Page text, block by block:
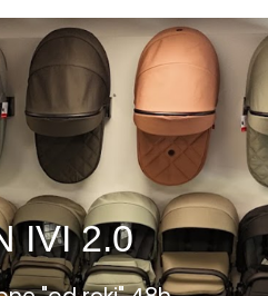
IVI 2.0